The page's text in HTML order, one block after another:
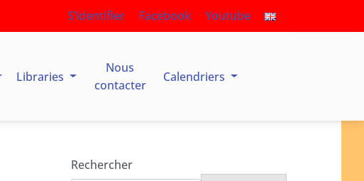
S’identifier Facebook Youtube
Libraries
Nous
contacter
Calendriers
Rechercher